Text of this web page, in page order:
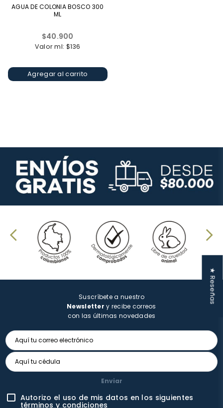
AGUA DE COLONIA BOSCO 300
ML
Precio
habitual
$40.900
Valor ml: $136
Agregar al carrito
Suscríbete a nuestro
Newsletter y recibe correos
con las últimas novedades
Enviar
Autorizo el uso de mis datos en los siguientes
términos y condiciones
★ Reseñas